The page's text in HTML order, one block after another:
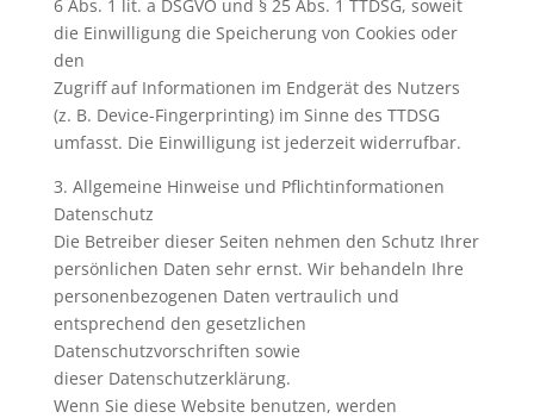
6 Abs. 1 lit. a DSGVO und § 25 Abs. 1 TTDSG, soweit
die Einwilligung die Speicherung von Cookies oder
den
Zugriff auf Informationen im Endgerät des Nutzers
(z. B. Device-Fingerprinting) im Sinne des TTDSG
umfasst. Die Einwilligung ist jederzeit widerrufbar.
3. Allgemeine Hinweise und Pflichtinformationen
Datenschutz
Die Betreiber dieser Seiten nehmen den Schutz Ihrer
persönlichen Daten sehr ernst. Wir behandeln Ihre
personenbezogenen Daten vertraulich und
entsprechend den gesetzlichen
Datenschutzvorschriften sowie
dieser Datenschutzerklärung.
Wenn Sie diese Website benutzen, werden